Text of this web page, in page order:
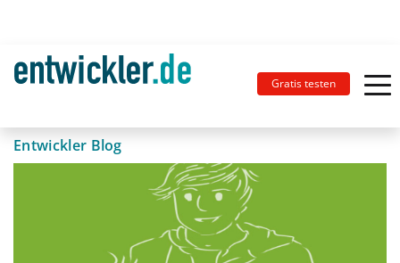
Gratis testen
Entwickler Blog